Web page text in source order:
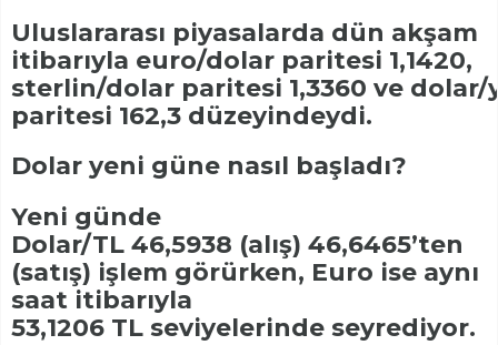
Uluslararası piyasalarda dün akşam
itibarıyla euro/dolar paritesi 1,1420,
sterlin/dolar paritesi 1,3360 ve dolar/
paritesi 162,3 düzeyindeydi.
Dolar yeni güne nasıl başladı?
Yeni günde
Dolar/TL 46,5938 (alış) 46,6465’ten
(satış) işlem görürken, Euro ise aynı
saat itibarıyla
53,1206 TL seviyelerinde seyrediyor.